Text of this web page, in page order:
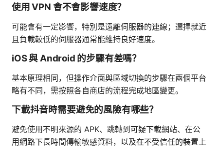
使用 VPN 會不會影響速度？
可能會有一定影響，特別是遠離伺服器的連線；選擇就近
且負載較低的伺服器通常能維持良好速度。
iOS 與 Android 的步驟有差嗎？
基本原理相同，但操作介面與區域切換的步驟在兩個平台
略有不同，需按照各自商店的流程完成地區變更。
下載抖音時需要避免的風險有哪些？
避免使用不明來源的 APK、跳轉到可疑下載網站、在公
用網路下長時間傳輸敏感資料，以及在不受信任的裝置上